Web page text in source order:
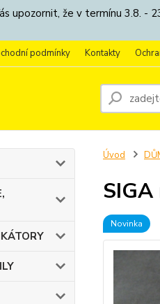
upozornit, že v termínu 3.8.
podmínky Kontakty
Úvod
Novinka